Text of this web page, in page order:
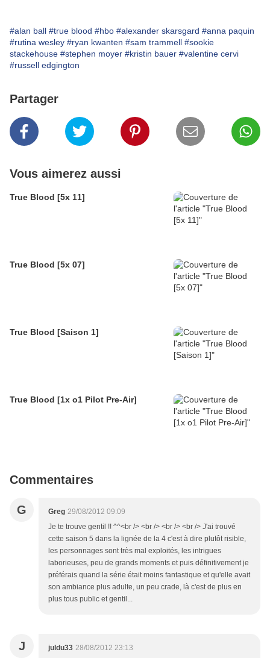
#alan ball #true blood #hbo #alexander skarsgard #anna paquin
#rutina wesley #ryan kwanten #sam trammell #sookie
stackehouse #stephen moyer #kristin bauer #valentine cervi
#russell edgington
Partager
Vous aimerez aussi
True Blood [5x 11]
True Blood [5x 07]
True Blood [Saison 1]
True Blood [1x o1 Pilot Pre-Air]
Commentaires
G Greg 29/08/2012 09:09
Je te trouve gentil !! ^^<br /> <br /> <br /> <br /> J'ai trouvé
cette saison 5 dans la lignée de la 4 c'est à dire plutôt risible,
les personnages sont très mal exploités, les intrigues
laborieuses, peu de grands moments et puis définitivement je
préférais quand la série était moins fantastique et qu'elle avait
son ambiance plus adulte, un peu crade, là c'est de plus en
plus tous public et gentil...
J juldu33 28/08/2012 23:13